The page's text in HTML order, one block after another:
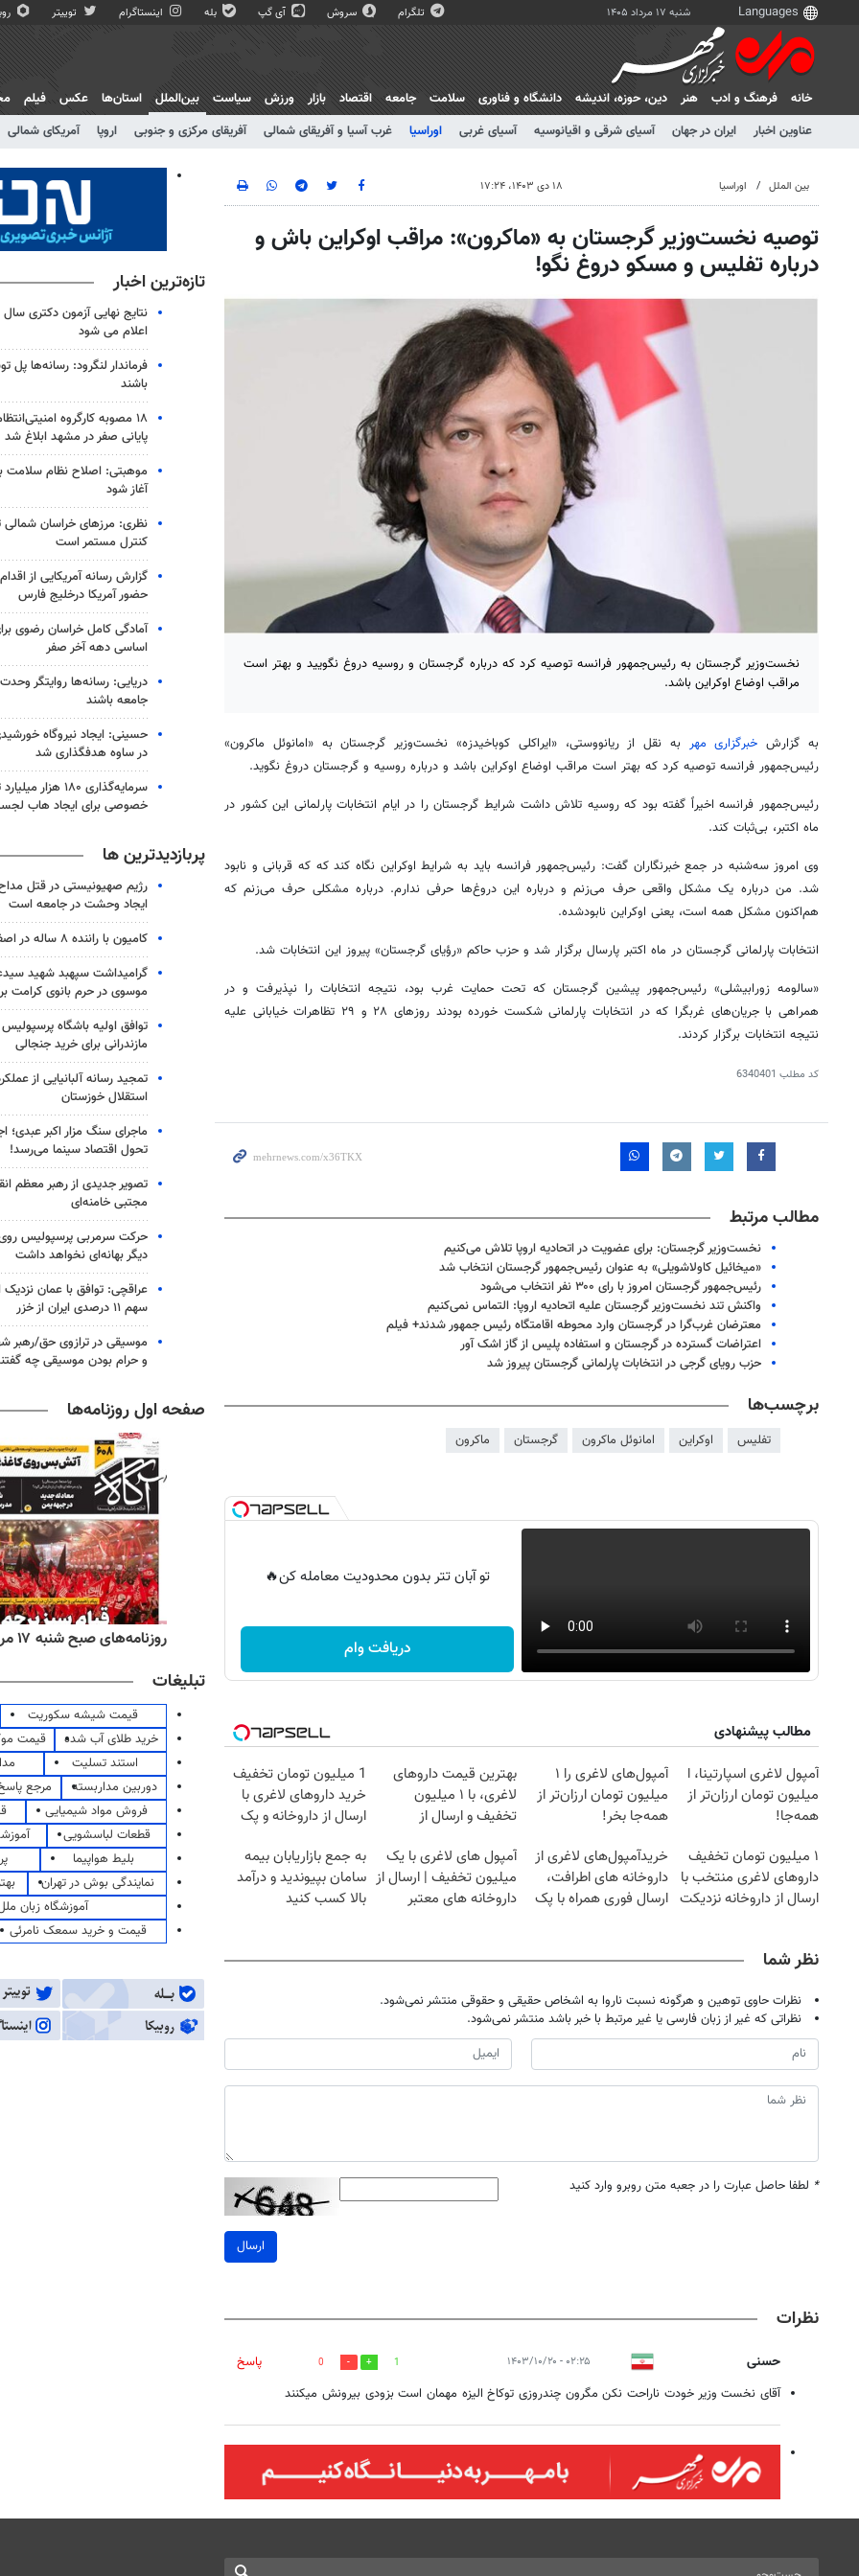
شنبه ۱۷ مرداد ۱۴۰۵ تلگرام سروش آی گپ بله اینستاگرام توییتر
خانه فرهنگ و ادب هنر دين، حوزه، انديشه دانشگاه و فناوری سلامت جامعه اقتصاد بازار ورزش سیاست
بین‌الملل
عناوین اخبار
ایران در جهان آسیای شرقی و اقیانوسیه آسیای غربی اوراسیا غرب آسیا و آفریقای شمالی آفریقای مرکزی و جنوبی اروپا آمریکای شمالی
استان‌ها عکس فیلم
بین الملل اوراسیا ۱۸ دی ۱۴۰۳، ۱۷:۲۴
توصیه نخست‌وزیر گرجستان به «ماکرون»: مراقب اوکراین باش و
درباره تفلیس و مسکو دروغ نگو!
نخست‌وزیر گرجستان به رئیس‌جمهور فرانسه توصیه کرد که درباره گرجستان و روسیه دروغ نگویید و بهتر است
مراقب اوضاع اوکراین باشد.
به گزارش خبرگزاری مهر به نقل ازریانووستی،«ایراکلی کوباخیدزه» نخست‌وزیر گرجستان به «امانوئل ماکرون»
رئیس‌جمهور فرانسه توصیه کرد که بهتر است مراقب اوضاع اوکراین باشد و درباره روسیه و گرجستان دروغ نگوید.
رئیس‌جمهور فرانسه اخیراً گفته بود که روسیه تلاش داشت شرایط گرجستان را در ایام انتخابات پارلمانی این کشور در
ماه اکتبر، بی‌ثبات کند.
وی امروز سه‌شنبه در جمع خبرنگاران گفت: رئیس‌جمهور فرانسه باید به شرایط اوکراین نگاه کند که که قربانی و نابود
شد. من درباره یک مشکل واقعی حرف می‌زنم و درباره این دروغ‌ها حرفی ندارم. درباره مشکلی حرف می‌زنم که
هم‌اکنون مشکل همه است، یعنی اوکراین نابودشده.
انتخابات پارلمانی گرجستان در ماه اکتبر پارسال برگزار شد و حزب حاکم «رؤیای گرجستان» پیروز این انتخابات شد.
«سالومه زورابیشلی» رئیس‌جمهور پیشین گرجستان که تحت حمایت غرب بود، نتیجه انتخابات را نپذیرفت و در
همراهی با جریان‌های غربگرا
که در انتخابات پارلمانی شکست خورده بودند روزهای ۲۸ و ۲۹ تظاهرات خیابانی علیه
نتیجه انتخابات برگزار کردند.
کد مطلب 6340401
مطالب مرتبط
نخست‌وزیر گرجستان: برای عضویت در اتحادیه اروپا تلاش می‌کنیم
«میخائیل کاولاشویلی» به عنوان رئیس‌جمهور گرجستان انتخاب شد
رئیس‌جمهور گرجستان امروز با رای ۳۰۰ نفر انتخاب می‌شود
واکنش تند نخست‌وزیر گرجستان علیه اتحادیه اروپا: التماس نمی‌کنیم
معترضان غرب‌گرا در گرجستان وارد محوطه اقامتگاه رئیس جمهور شدند+ فیلم
اعتراضات گسترده در گرجستان و استفاده پلیس از گاز اشک آور
حزب رویای گرجی در انتخابات پارلمانی گرجستان پیروز شد
برچسب‌ها
تفلیس اوکراین امانوئل ماکرون گرجستان ماکرون
تو آبان تتر بدون محدودیت معامله کن🔥
دریافت وام
مطالب پیشنهادی
آمپول لاغری اسپارتینا، ا
میلیون تومان ارزان‌تر از
همه‌جا!
آمپول‌های لاغری را ۱
میلیون تومان ارزان‌تر از
همه‌جا بخر!
بهترین قیمت داروهای
لاغری، با ۱ میلیون
تخفیف و ارسال از
1 میلیون تومان تخفیف
خرید داروهای لاغری با
ارسال از داروخانه و پک
۱ میلیون تومان تخفیف
داروهای لاغری منتخب با
ارسال از داروخانه نزدیکت
خریدآمپول‌های لاغری از
داروخانه های اطرافت،
ارسال فوری همراه با پک
آمپول های لاغری با یک
میلیون تخفیف | ارسال از
داروخانه های معتبر
به جمع بازاریابان بیمه
سامان بپیوندید و درآمد
بالا کسب کنید
نظر شما
نظرات حاوی توهین و هرگونه نسبت ناروا به اشخاص حقیقی و حقوقی منتشر نمی‌شود.
نظراتی که غیر از زبان فارسی یا غیر مرتبط با خبر باشد منتشر نمی‌شود.
* لطفا حاصل عبارت را در جعبه متن روبرو وارد کنید
ارسال
نظرات
حسنی ۰۲:۲۵ - ۱۴۰۳/۱۰/۲۰ 1
0
پاسخ
آقای نخست وزیر خودت ناراحت نکن مگرون چندروزی توکاخ الیزه مهمان است بزودی بیرونش میکنند
تازه‌ترین اخبار
اعلام می شود
فرماندار لنگرود: رسانه‌ها
باشند
۱۸ مصوبه کارگروه
پایانی صفر در مشهد ابلاغ شد
موهبتی: اصلاح نظام سلامت
آغاز شود
نظری: مرزهای خراسان
کنترل مستمر است
گزارش رسانه آمریکایی از اقدام
حضور آمریکا درخلیج فارس
آمادگی کامل خراسان رضوی
اساسی دهه آخر صفر
دریایی: رسانه‌ها روایتگر
جامعه باشند
در ساوه هدفگذاری شد
سرمایه‌گذاری ۱۸۰
خصوصی برای ایجاد هاب
پربازدیدترین ها
رژیم صهیونیستی در قتل
ایجاد وحشت در جامعه است
کامیون با راننده ۸ ساله در اصفهان توقیف شد
گرامیداشت سپهبد شهید
موسوی در حرم بانوی کرامت
توافق اولیه باشگاه
مازندرانی برای خرید جنجالی
تمجید رسانه آلبانیایی از
استقلال خوزستان
ماجرای سنگ مزار اکبر عبدی؛
تحول اقتصاد سینما می‌رسد!
تصویر جدیدی از رهبر معظم
مجتبی خامنه‌ای
حرکت سرمربی پرسپولیس روی
دیگر بهانه‌ای نخواهد داشت
عراقچی: توافق با عمان
سهم ۱۱ درصدی ایران از خزر
موسیقی در ترازوی حق/رهبر
و حرام بودن موسیقی چه
صفحه اول روزنامه‌ها
روزنامه‌های اقتصادی شنبه ۱۷ مرداد ۱۴۰۵ روزنامه‌های ورزشی شنبه ۱۷ مرداد ۱۴۰۵ روزنامه‌های صبح شنبه ۱۷ مرداد ۱۴۰۵
تبلیغات
قیمت شیشه سکوریت
خرید طلای آب شده
قیمت
استند تسلیت
دوربین مداربسته
مرجع
فروش مواد شیمیایی
قطعات لباسشویی
بلیط هواپیما
نمایندگی بوش در تهران
آموزشگاه زبان
قیمت و خرید سمعک نامرئی